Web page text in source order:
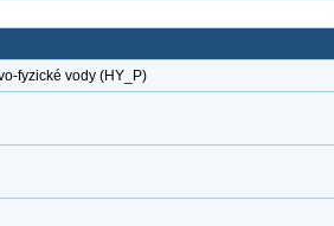
fyzické vody (HY_P)